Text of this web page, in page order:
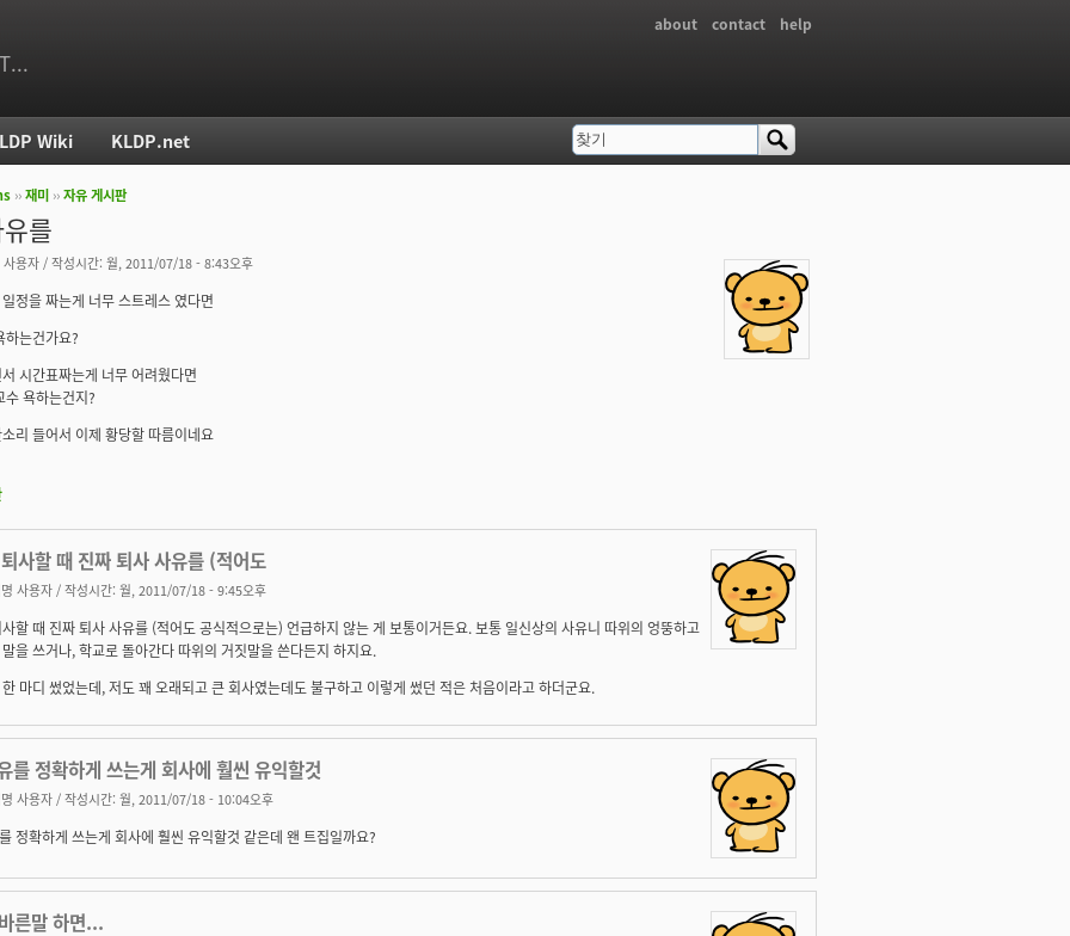
about contact help
››재미 ››자유 게시판
를
사용자 / 작성시간: 월, 2011/07/18 - 8:43오후
정을 짜는게 너무 스트레스 였다면
하는건가요?
시간표짜는게 너무 어려웠다면
수 욕하는건지?
리 들어서 이제 황당할 따름이네요
사할 때 진짜 퇴사 사유를 (적어도
사용자 / 작성시간: 월, 2011/07/18 - 9:45오후
할 때 진짜 퇴사 사유를 (적어도 공식적으로는) 언급하지 않는 게 보통이거든요. 보통 일신상의 사유니 따위의 엉뚱하고
을 쓰거나, 학교로 돌아간다 따위의 거짓말을 쓴다든지 하지요.
마디 썼었는데, 저도 꽤 오래되고 큰 회사였는데도 불구하고 이렇게 썼던 적은 처음이라고 하더군요.
를 정확하게 쓰는게 회사에 훨씬 유익할것
사용자 / 작성시간: 월, 2011/07/18 - 10:04오후
정확하게 쓰는게 회사에 훨씬 유익할것 같은데 왠 트집일까요?
른말 하면...
Wiki KLDP.net 검색 폼
찾기